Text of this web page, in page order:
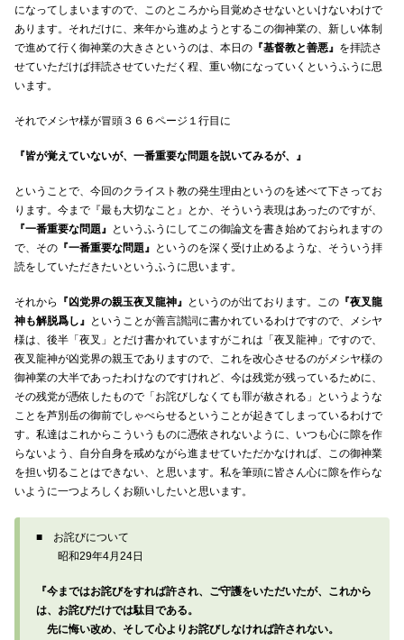
になってしまいますので、このところから目覚めさせないといけないわけで
あります。それだけに、来年から進めようとするこの御神業の、新しい体制
で進めて行く御神業の大きさというのは、本日の 『基督教と善悪』 を拝読さ
せていただけば拝読させていただく程、重い物になっていくというふうに思
います。
それでメシヤ様が冒頭３６６ページ１行目に
『皆が覚えていないが、一番重要な問題を説いてみるが、』
ということで、今回のクライスト教の発生理由というのを述べて下さってお
ります。今まで『最も大切なこと』とか、そういう表現はあったのですが、
『一番重要な問題』 というふうにしてこの御論文を書き始めておられますの
で、その 『一番重要な問題』 というのを深く受け止めるような、そういう拝
読をしていただきたいというふうに思います。
それから 『凶党界の親玉夜叉龍神』 というのが出ております。この 『夜叉龍
神も解脱爲し』 ということが善言讃詞に書かれているわけですので、メシヤ
様は、後半「夜叉」とだけ書かれていますがこれは「夜叉龍神」ですので、
夜叉龍神が凶党界の親玉でありますので、これを改心させるのがメシヤ様の
御神業の大半であったわけなのですけれど、今は残党が残っているために、
その残党が憑依したもので「お詫びしなくても罪が赦される」というような
ことを芦別岳の御前でしゃべらせるということが起きてしまっているわけで
す。私達はこれからこういうものに憑依されないように、いつも心に隙を作
らないよう、自分自身を戒めながら進ませていただかなければ、この御神業
を担い切ることはできない、と思います。私を筆頭に皆さん心に隙を作らな
いように一つよろしくお願いしたいと思います。
■ お詫びについて
昭和29年4月24日
『今まではお詫びをすれば許され、ご守護をいただいたが、これから
は、お詫びだけでは駄目である。
先に悔い改め、そして心よりお詫びしなければ許されない。